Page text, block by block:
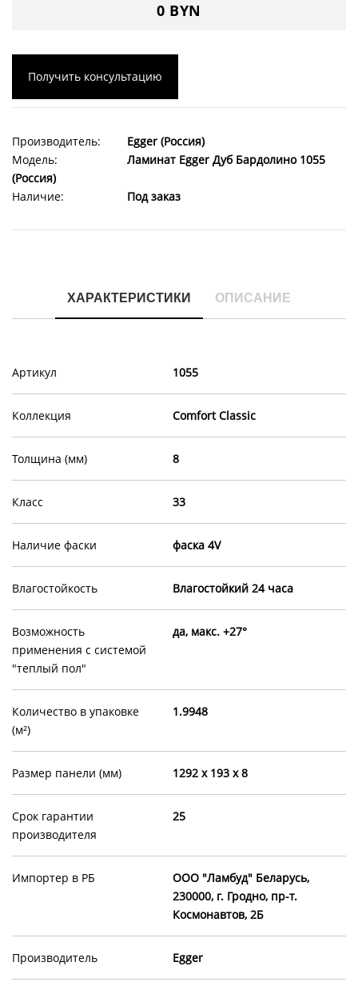
0 BYN
Получить консультацию
Производитель:
Egger (Россия)
Модель:
Ламинат Egger Дуб Бардолино 1055
(Россия)
Наличие:
Под заказ
ХАРАКТЕРИСТИКИ ОПИСАНИЕ
Артикул 1055
Коллекция Comfort Classic
Толщина (мм) 8
Класс 33
Наличие фаски фаска 4V
Влагостойкость Влагостойкий 24 часа
Возможность
применения с системой
"теплый пол"
да, макс. +27°
Количество в упаковке
(м²)
1.9948
Размер панели (мм) 1292 х 193 х 8
Срок гарантии
производителя
25
Импортер в РБ
OOO "Ламбуд" Беларусь,
230000, г. Гродно, пр-т.
Космонавтов, 2Б
Производитель Egger